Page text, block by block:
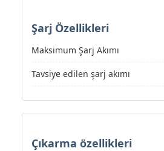
Şarj Özellikleri
Maksimum Şarj Akımı
Tavsiye edilen şarj akımı
Çıkarma özellikleri